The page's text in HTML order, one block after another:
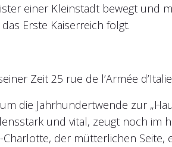
einer Kleinstadt bewegt und
Erste Kaiserreich folgt.
Zeit 25 rue de l’Armée
die Jahrhundertwende zur
und vital, zeugt noch im
der mütterlichen